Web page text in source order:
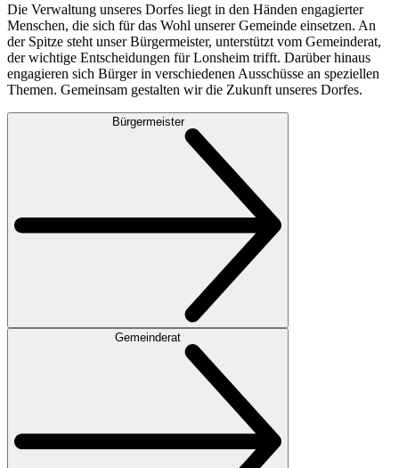
Die Verwaltung unseres Dorfes liegt in den Händen engagierter
Menschen, die sich für das Wohl unserer Gemeinde einsetzen. An
der Spitze steht unser Bürgermeister, unterstützt vom Gemeinderat,
der wichtige Entscheidungen für Lonsheim trifft. Darüber hinaus
engagieren sich Bürger in verschiedenen Ausschüsse an speziellen
Themen. Gemeinsam gestalten wir die Zukunft unseres Dorfes.
Bürgermeister
Gemeinderat